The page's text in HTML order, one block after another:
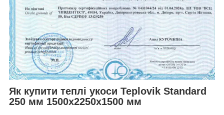
Як купити теплі укоси Teplovik Standard
250 мм 1500х2250х1500 мм